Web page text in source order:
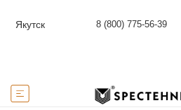
Якутск 8 (800) 775-56-39